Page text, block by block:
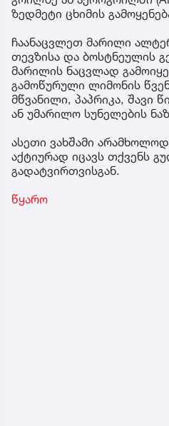
ზედმეტი ცხიმის
ჩაანაცვლეთ მარილი
თევზისა და ბოსტნეულის
მარილის ნაცვლად
გამოწურული ლიმონის
მწვანილი, პაპრიკა, შავი
ან უმარილო სუნელების
ასეთი ვახშამი
აქტიურად იცავს თქვენს
გადატვირთვისგან.
წყარო